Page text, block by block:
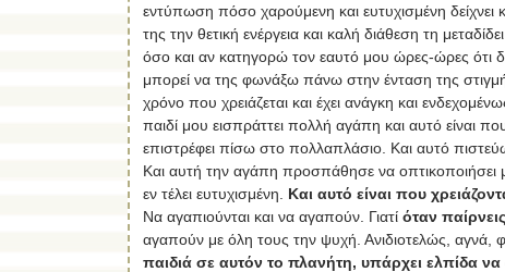
εντύπωση πόσο χαρούμενη και ευτυχισμένη δείχνει
της την θετική ενέργεια και καλή διάθεση τη
όσο και αν κατηγορώ τον εαυτό μου ώρες-ώρες ότι
μπορεί να της φωνάξω πάνω στην ένταση της
χρόνο που χρειάζεται και έχει ανάγκη και
παιδί μου εισπράττει πολλή αγάπη και αυτό είναι
επιστρέφει πίσω στο πολλαπλάσιο. Και αυτό
Και αυτή την αγάπη προσπάθησε να οπτικοποιήσει
εν τέλει ευτυχισμένη. Και αυτό είναι που
Να αγαπιούνται και να αγαπούν. Γιατί όταν
αγαπούν με όλη τους την ψυχή. Ανιδιοτελώς, αγνά,
παιδιά σε αυτόν το πλανήτη, υπάρχει ελπίδα